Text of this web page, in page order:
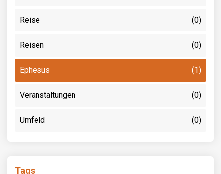
Reise (0)
Reisen (0)
Ephesus (1)
Veranstaltungen (0)
Umfeld (0)
Tags